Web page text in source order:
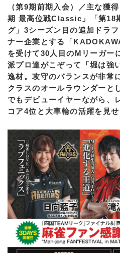
（第9期前期入会）／主な獲
期 最高位戦Classic」「第18
グ」3シーズン目の追加ドラ
ナー企業とする「
を受けて30人目のMリーガー
派プロ達がこぞって「堀は強
逸材。攻守のバランスが非常
クラスのオールラウンダーと
でもデビューイヤーながら、
コア4位と大車輪の活躍を見せ